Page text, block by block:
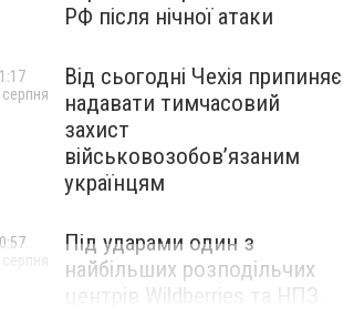
РФ після нічної атаки
Від сьогодні Чехія припиняє
надавати тимчасовий
захист
військовозобов’язаним
українцям
серпня
Під ударами один з
найбільших розподільчих
центрів Wildberries та НПЗ .
серпня